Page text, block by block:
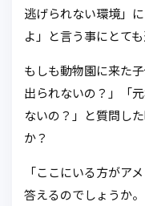
逃げられない環境」
よ」と言う事にとて
もしも動物園に来た
出られないの？」「
ないの？」と質問し
か？
「ここにいる方がア
答えるのでしょうか。